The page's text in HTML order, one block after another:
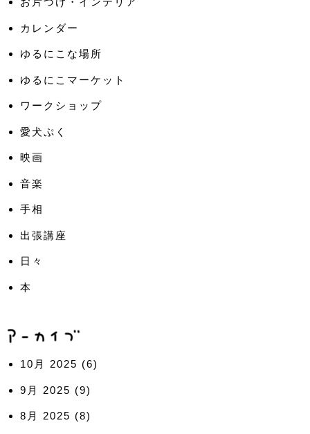
カレンダー
ゆるにこな場所
ゆるにこマーケット
ワークショップ
愛犬ぷく
映画
音楽
手相
出張講座
日々
本
10月 2025 (6)
9月 2025 (9)
8月 2025 (8)